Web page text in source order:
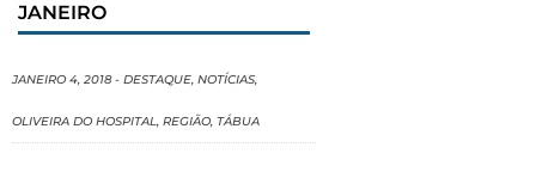
JANEIRO
JANEIRO 4, 2018 - DESTAQUE, NOTÍCIAS,
OLIVEIRA DO HOSPITAL, REGIÃO, TÁBUA